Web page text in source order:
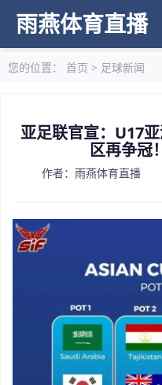
雨燕体育直播
您的位置： 首页 > 足球新闻
亚足联官宣：U17
区再争冠
作者：雨燕体育直播